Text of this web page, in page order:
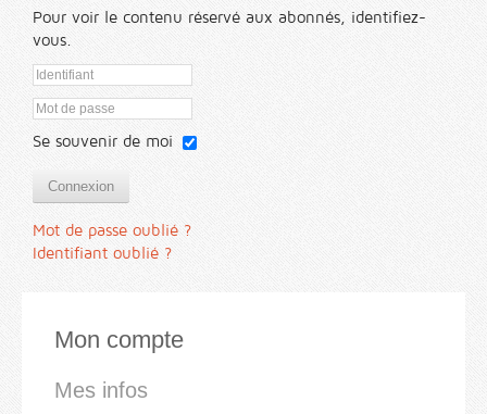
Pour voir le contenu réservé aux abonnés, identifiez-
vous.
Se souvenir de moi
Connexion
Mot de passe oublié ?
Identifiant oublié ?
Mon compte
Mes infos